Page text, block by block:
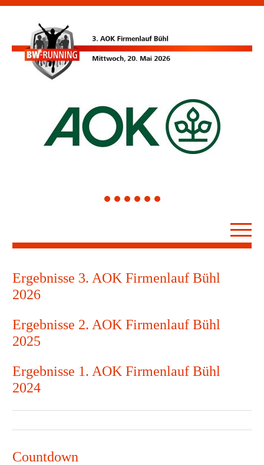
1 2 3 4 5 6
Ergebnisse 3. AOK Firmenlauf Bühl
2026
Ergebnisse 2. AOK Firmenlauf Bühl
2025
Ergebnisse 1. AOK Firmenlauf Bühl
2024
Countdown